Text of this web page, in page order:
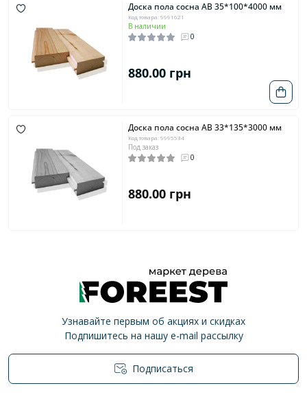
Доска пола сосна AB 35*100*4000 мм
Код товара: 9991621
В наличии
0
880.00 грн
Доска пола сосна AB 33*135*3000 мм
Код товара: 9995534
Под заказ
0
880.00 грн
Узнавайте первым об акциях и скидках
Подпишитесь на нашу e-mail рассылку
Подписаться
Политика конфиденциальности